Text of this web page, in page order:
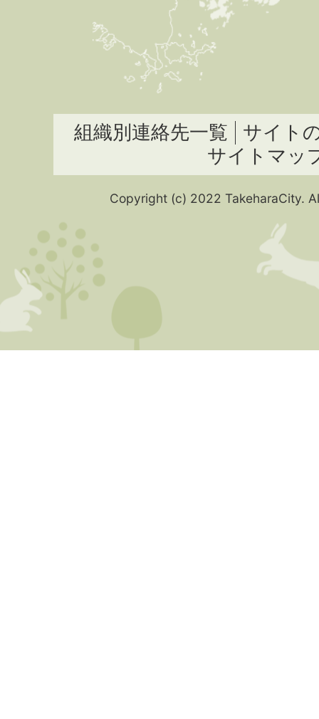
組織別連絡先一覧
サイト
サイトマッ
Copyright (c) 2022 TakeharaCity.